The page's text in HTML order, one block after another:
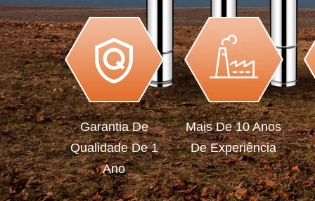
Garantia De
Qualidade De 1
Ano
Mais De 10 Anos
De Experiência